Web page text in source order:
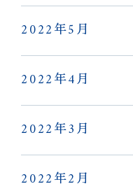
2022年5月
2022年4月
2022年3月
2022年2月